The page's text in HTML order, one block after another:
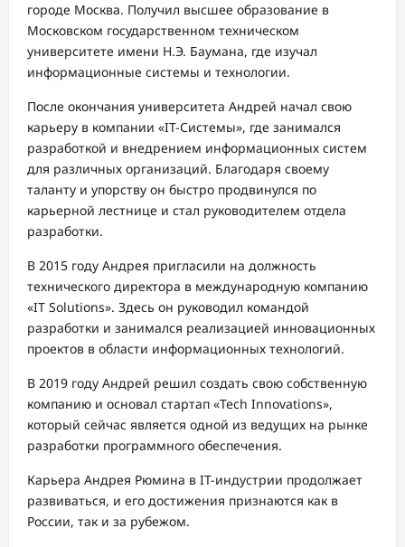
городе Москва. Получил высшее образование в
Московском государственном техническом
университете имени Н.Э. Баумана, где изучал
информационные системы и технологии.
После окончания университета Андрей начал свою
карьеру в компании «IT-Системы», где занимался
разработкой и внедрением информационных систем
для различных организаций. Благодаря своему
таланту и упорству он быстро продвинулся по
карьерной лестнице и стал руководителем отдела
разработки.
В 2015 году Андрея пригласили на должность
технического директора в международную компанию
«IT Solutions». Здесь он руководил командой
разработки и занимался реализацией инновационных
проектов в области информационных технологий.
В 2019 году Андрей решил создать свою собственную
компанию и основал стартап «Tech Innovations»,
который сейчас является одной из ведущих на рынке
разработки программного обеспечения.
Карьера Андрея Рюмина в IT-индустрии продолжает
развиваться, и его достижения признаются как в
России, так и за рубежом.